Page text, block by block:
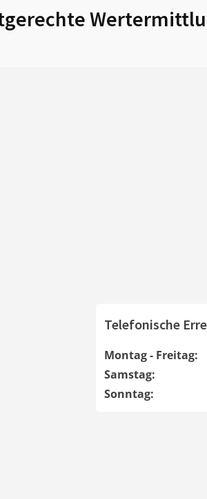
Telefonische
Montag - Freitag:
Samstag:
Sonntag: